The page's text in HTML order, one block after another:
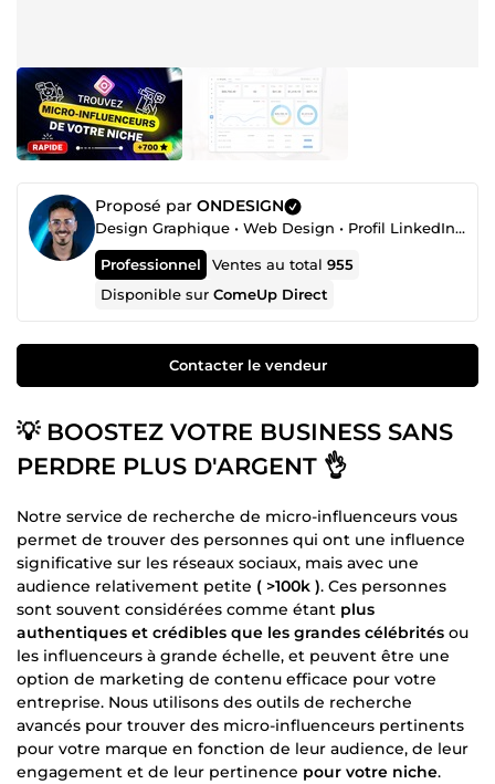
Proposé par ONDESIGN
Design Graphique • Web Design • Profil LinkedIn • Automatisation
Professionnel Ventes au total955
Disponible surComeUp Direct
Contacter le vendeur
💡 BOOSTEZ VOTRE BUSINESS SANS
PERDRE PLUS D'ARGENT 👌
Notre service de recherche de micro-influenceurs vous
permet de trouver des personnes qui ont une influence
significative sur les réseaux sociaux, mais avec une
audience relativement petite ( >100k ). Ces personnes
sont souvent considérées comme étant plus
authentiques et crédibles que les grandes célébrités ou
les influenceurs à grande échelle, et peuvent être une
option de marketing de contenu efficace pour votre
entreprise. Nous utilisons des outils de recherche
avancés pour trouver des micro-influenceurs pertinents
pour votre marque en fonction de leur audience, de leur
engagement et de leur pertinence pour votre niche.